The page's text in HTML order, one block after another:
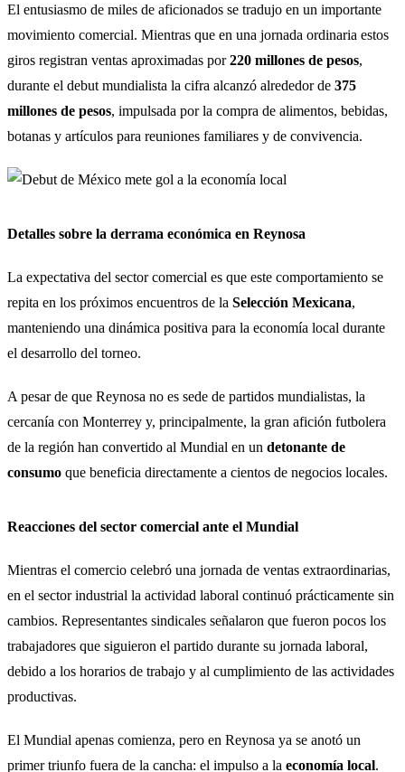
El entusiasmo de miles de aficionados se tradujo en un importante
movimiento comercial. Mientras que en una jornada ordinaria estos
giros registran ventas aproximadas por220 millones de pesos,
durante el debut mundialista la cifra alcanzó alrededor de 375
millones de pesos, impulsada por la compra de alimentos, bebidas,
botanas y artículos para reuniones familiares y de convivencia.
Detalles sobre la derrama económica en Reynosa
La expectativa del sector comercial es que este comportamiento se
repita en los próximos encuentros de la Selección Mexicana,
manteniendo una dinámica positiva para la economía local durante
el desarrollo del torneo.
A pesar de que Reynosa no es sede de partidos mundialistas, la
cercanía con Monterrey y, principalmente, la gran afición futbolera
de la región han convertido al Mundial en un detonante de
consumo que beneficia directamente a cientos de negocios locales.
Reacciones del sector comercial ante el Mundial
Mientras el comercio celebró una jornada de ventas extraordinarias,
en el sector industrial la actividad laboral continuó prácticamente sin
cambios. Representantes sindicales señalaron que fueron pocos los
trabajadores que siguieron el partido durante su jornada laboral,
debido a los horarios de trabajo y al cumplimiento de las actividades
productivas.
El Mundial apenas comienza, pero en Reynosa ya se anotó un
primer triunfo fuera de la cancha: el impulso a la economía local.